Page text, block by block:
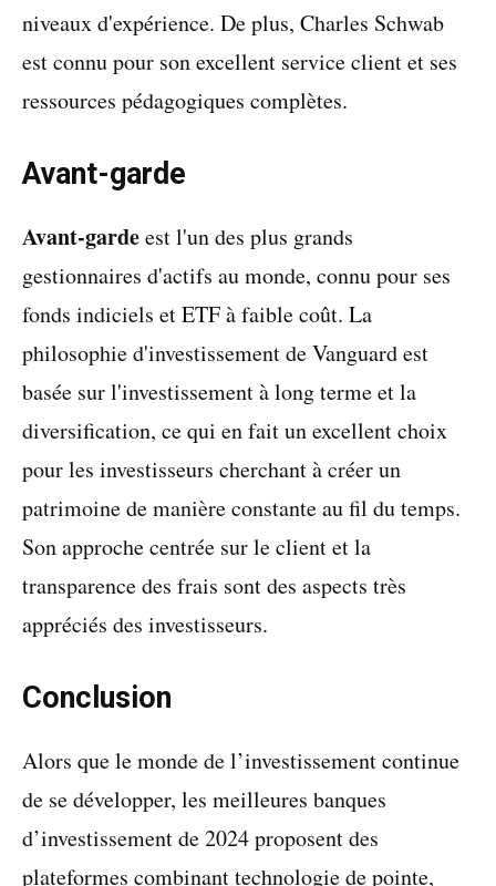
niveaux d'expérience. De plus, Charles Schwab
est connu pour son excellent service client et ses
ressources pédagogiques complètes.
Avant-garde
Avant-gardeest l'un des plus grands
gestionnaires d'actifs au monde, connu pour ses
fonds indiciels et ETF à faible coût. La
philosophie d'investissement de Vanguard est
basée sur l'investissement à long terme et la
diversification, ce qui en fait un excellent choix
pour les investisseurs cherchant à créer un
patrimoine de manière constante au fil du temps.
Son approche centrée sur le client et la
transparence des frais sont des aspects très
appréciés des investisseurs.
Conclusion
Alors que le monde de l’investissement continue
de se développer, les meilleures banques
d’investissement de 2024 proposent des
plateformes combinant technologie de pointe,